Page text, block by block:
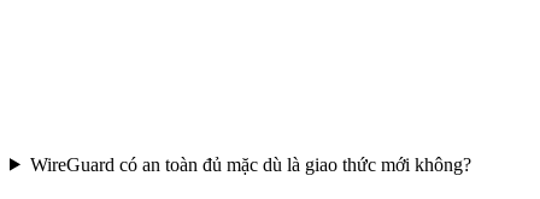
WireGuard có an toàn đủ mặc dù là giao thức mới không?